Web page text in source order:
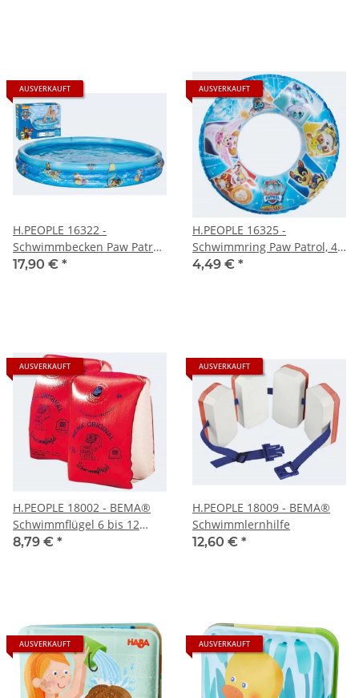
AUSVERKAUFT
H.PEOPLE 16322 -
Schwimmbecken Paw Patrol
- 150 cm
17,90 € *
AUSVERKAUFT
H.PEOPLE 16325 -
Schwimmring Paw Patrol, 45
cm
4,49 € *
AUSVERKAUFT
H.PEOPLE 18002 - BEMA®
Schwimmflügel 6 bis 12
Jahre, max. - 60 kg
8,79 € *
AUSVERKAUFT
H.PEOPLE 18009 - BEMA®
Schwimmlernhilfe
12,60 € *
AUSVERKAUFT AUSVERKAUFT